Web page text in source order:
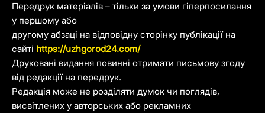
Передрук матеріалів – тільки за умови гіперпосилання
у першому або
другому абзаці на відповідну сторінку публікації на
сайті https://uzhgorod24.com/
Друковані видання повинні отримати письмову згоду
від редакції на передрук.
Редакція може не розділяти думок чи поглядів,
висвітлених у авторських або рекламних